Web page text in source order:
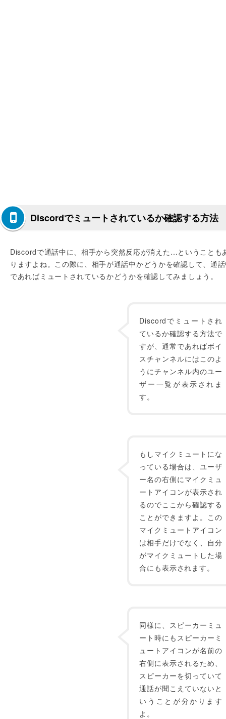
Discordでミュートされているか確認する方法
Discordで通話中に、相手から突然反応が消えた…ということも
りますよね。この際に、相手が通話中かどうかを確認して、通
であればミュートされているかどうかを確認してみましょう。
Discordでミュートされ
ているか確認する方法で
すが、通常であればボイ
スチャンネルにはこのよ
うにチャンネル内のユー
ザー一覧が表示されま
す。
もしマイクミュートにな
っている場合は、ユーザ
ー名の右側にマイクミュ
ートアイコンが表示され
るのでここから確認する
ことができますよ。この
マイクミュートアイコン
は相手だけでなく、自分
がマイクミュートした場
合にも表示されます。
同様に、スピーカーミュ
ート時にもスピーカーミ
ュートアイコンが名前の
右側に表示されるため、
スピーカーを切っていて
通話が聞こえていないと
いうことが分かります
よ。